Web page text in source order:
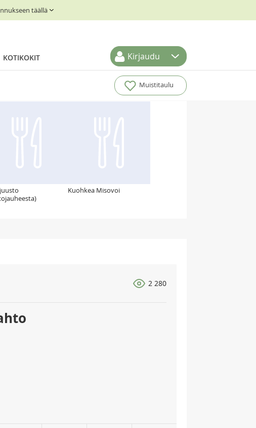
täällä
KOTIKOKIT Kirjaudu
Muistitaulu
Kuohkea Misovoi
2 280